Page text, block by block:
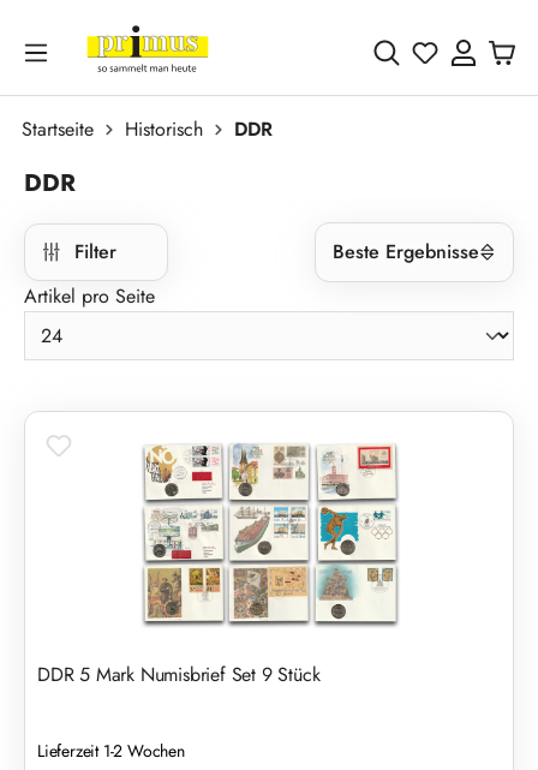
Zum Hauptinhalt springen
Du hast 0
Startseite Historisch DDR
DDR
Filter
Beste Ergebnisse
Artikel pro Seite
DDR 5 Mark Numisbrief Set 9 Stück
Lieferzeit 1-2 Wochen